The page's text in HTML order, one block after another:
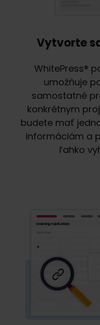
Vytvorte
WhitePress®
umožňuje
samostatné
konkrétnym
budete mať
informáciám a
ľahko